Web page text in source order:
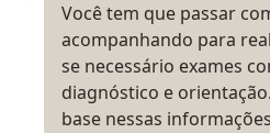
Você tem que passar
acompanhando para
se necessário exames
diagnóstico e
base nessas